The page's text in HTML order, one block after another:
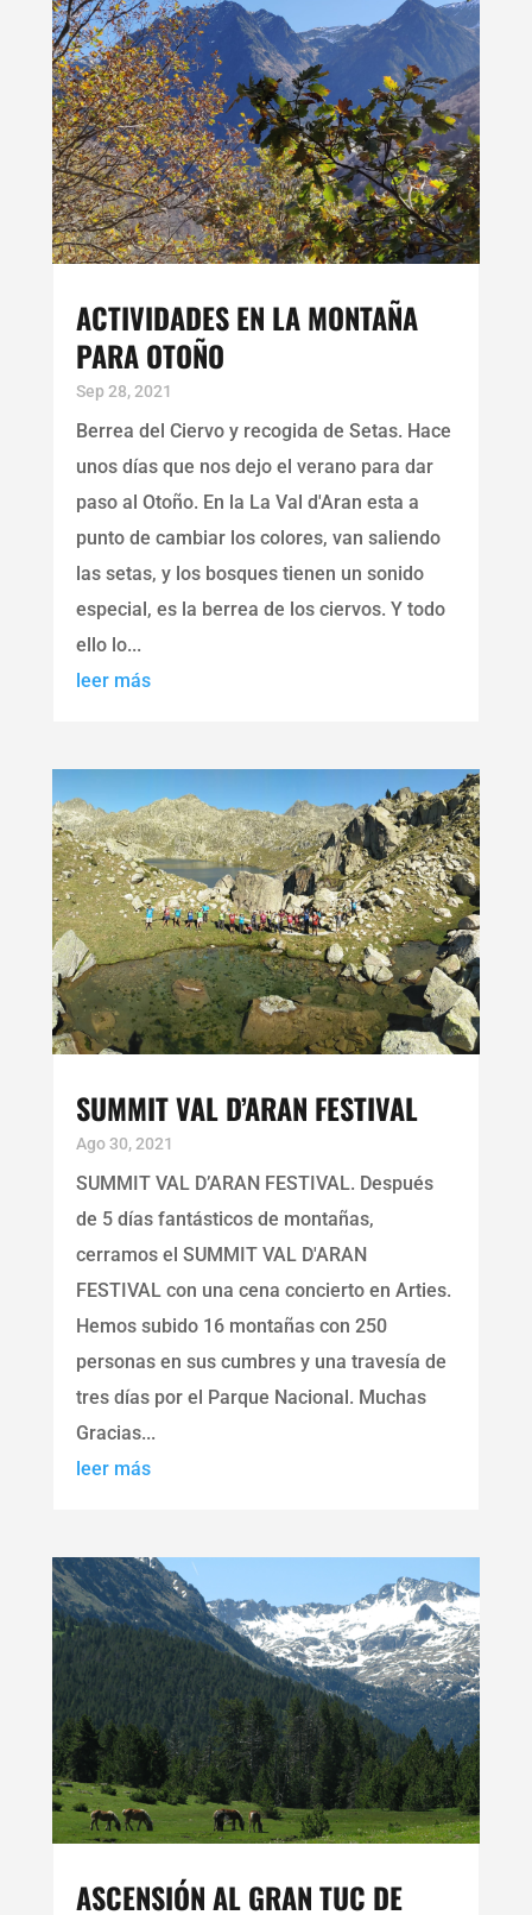
ACTIVIDADES EN LA MONTAÑA
PARA OTOÑO
Sep 28, 2021
Berrea del Ciervo y recogida de Setas. Hace
unos días que nos dejo el verano para dar
paso al Otoño. En la La Val d'Aran esta a
punto de cambiar los colores, van saliendo
las setas, y los bosques tienen un sonido
especial, es la berrea de los ciervos. Y todo
ello lo...
leer más
SUMMIT VAL D’ARAN FESTIVAL
Ago 30, 2021
SUMMIT VAL D’ARAN FESTIVAL. Después
de 5 días fantásticos de montañas,
cerramos el SUMMIT VAL D'ARAN
FESTIVAL con una cena concierto en Arties.
Hemos subido 16 montañas con 250
personas en sus cumbres y una travesía de
tres días por el Parque Nacional. Muchas
Gracias...
leer más
ASCENSIÓN AL GRAN TUC DE